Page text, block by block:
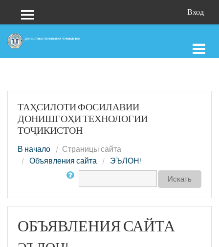
Боковая панель Вход
ТАҲСИЛОТИ ФОСИЛАВИИ
ДОНИШГОҲИ ТЕХНОЛОГИИ
ТОҶИКИСТОН
В начало
Страницы сайта
Объявления сайта
ЭЪЛОН!
Поиск по форумам Искать
ОБЪЯВЛЕНИЯ САЙТА